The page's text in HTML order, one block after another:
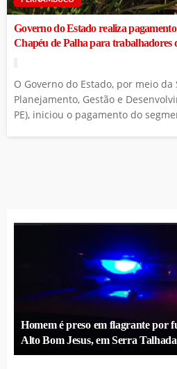
Governo do Estado realiza
Chapéu de Palha para trabalhadores
O Governo do Estado, por meio da
Planejamento, Gestão e
PE), iniciou o pagamento do
Homem é preso em flagrante por
Alto Bom Jesus, em Serra Talhada